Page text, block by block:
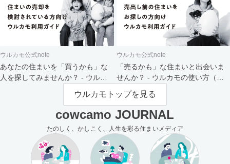
ウルカモ公式note
あなたの住まいを「買うかも」な
人を探してみませんか？ - ウルカ
ウルカモ公式note
「売るかも」な住まいと出会いま
せんか？ - ウルカモの使い方（買
主さま向け）
ウルカモトップを見る
cowcamo JOURNAL
たのしく、かしこく、人生を彩る住まいメディア